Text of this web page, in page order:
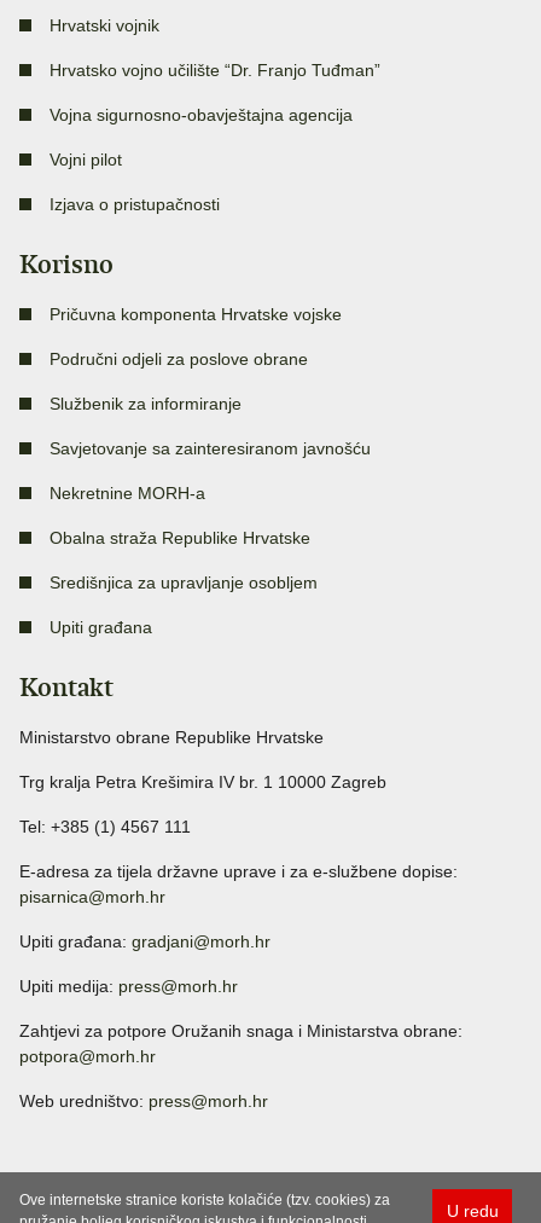
Hrvatski vojnik
Hrvatsko vojno učilište “Dr. Franjo Tuđman”
Vojna sigurnosno-obavještajna agencija
Vojni pilot
Izjava o pristupačnosti
Korisno
Pričuvna komponenta Hrvatske vojske
Područni odjeli za poslove obrane
Službenik za informiranje
Savjetovanje sa zainteresiranom javnošću
Nekretnine MORH-a
Obalna straža Republike Hrvatske
Središnjica za upravljanje osobljem
Upiti građana
Kontakt
Ministarstvo obrane Republike Hrvatske
Trg kralja Petra Krešimira IV br. 1 10000 Zagreb
Tel: +385 (1) 4567 111
E-adresa za tijela državne uprave i za e-službene dopise:
pisarnica@morh.hr
Upiti građana: gradjani@morh.hr
Upiti medija: press@morh.hr
Zahtjevi za potpore Oružanih snaga i Ministarstva obrane:
potpora@morh.hr
Web uredništvo: press@morh.hr
U redu
Ove internetske stranice koriste kolačiće (tzv. cookies) za